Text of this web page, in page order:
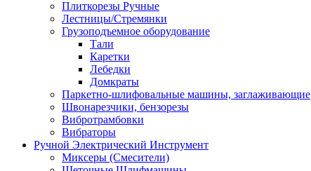
Плиткорезы Ручные
Лестницы/Стремянки
Грузоподъемное оборудование
Тали
Каретки
Лебедки
Домкраты
Паркетно-шлифовальные машины, заглаживающие
Швонарезчики, бензорезы
Вибротрамбовки
Вибраторы
Ручной Электрический Инструмент
Миксеры (Смесители)